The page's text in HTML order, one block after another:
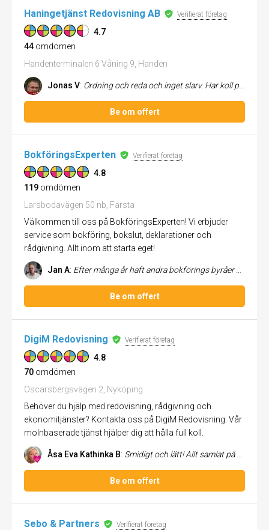
Haningetjänst Redovisning AB Verifierat företag
4.7
44 omdömen
Handenterminalen 6 Våning 9, Handen
Jonas V: Ordning och reda och inget slarv. Har koll på allt man behöver veta.
Be om offert
BokföringsExperten Verifierat företag
4.8
119 omdömen
Larsbodavägen 50 nb, Farsta
Välkommen till oss på BokföringsExperten! Vi erbjuder
service som bokföring, bokslut, deklarationer och
rådgivning. Allt inom att starta eget!
Jan A: Efter många år haft andra bokförings byråer under ett par olika år har det bara varit trassel och inga riktigt som man ö...
Be om offert
DigiM Redovisning Verifierat företag
4.8
70 omdömen
Oscarsbergsvägen 2, Nyköping
Behöver du hjälp med redovisning, rådgivning och
ekonomitjänster? Kontakta oss på DigiM Redovisning. Vår
molnbaserade tjänst hjälper dig att hålla full koll.
Åsa Eva Kathinka B: Smidigt och lätt! Allt samlat på ett ställe.
Be om offert
Sebo & Partners Verifierat företag